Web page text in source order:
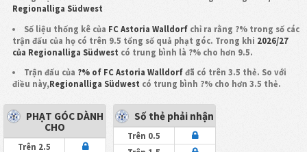
Regionalliga Südwest
Số liệu thống kê của FC Astoria Walldorf chỉ ra rằng ?% trong số các
trận đấu của họ có trên 9.5 tổng số quả phạt góc. Trong khi 2026/27
của Regionalliga Südwest có trung bình là ?% cho hơn 9.5.
Trận đấu của ?% of FC Astoria Walldorf đã có trên 3.5 thẻ. So với
điều này,Regionalliga Südwest có trung bình ?% cho hơn 3.5 thẻ.
PHẠT GÓC DÀNH
CHO
Trên 2.5
Số thẻ phải nhận
Trên 0.5